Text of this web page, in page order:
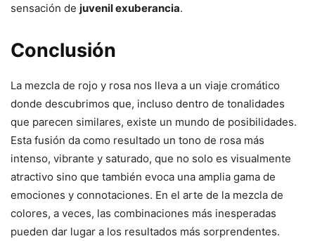
sensación de juvenil exuberancia.
Conclusión
La mezcla de rojo y rosa nos lleva a un viaje cromático
donde descubrimos que, incluso dentro de tonalidades
que parecen similares, existe un mundo de posibilidades.
Esta fusión da como resultado un tono de rosa más
intenso, vibrante y saturado, que no solo es visualmente
atractivo sino que también evoca una amplia gama de
emociones y connotaciones. En el arte de la mezcla de
colores, a veces, las combinaciones más inesperadas
pueden dar lugar a los resultados más sorprendentes.